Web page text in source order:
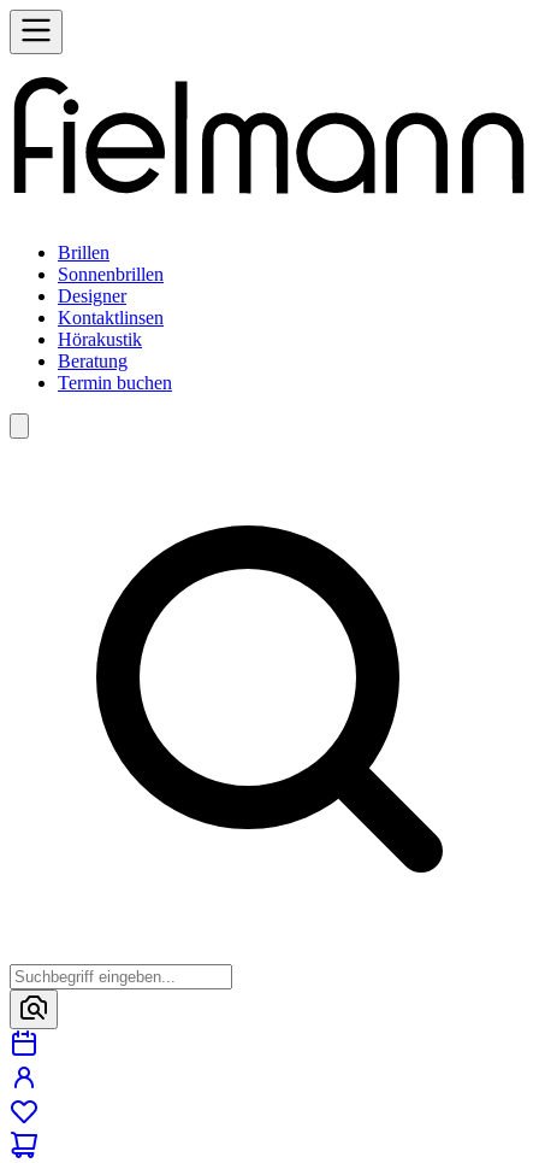
Brillen
Sonnenbrillen
Designer
Kontaktlinsen
Hörakustik
Beratung
Termin buchen